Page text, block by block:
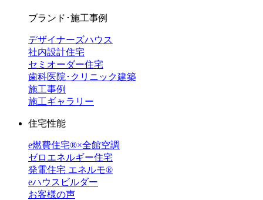
ブランド･施工事例
デザイナーズハウス
社内設計住宅
セミオーダー住宅
歯科医院･クリニック建築
施工事例
施工ギャラリー
住宅性能
e燃費住宅®︎×全館空調
ゼロエネルギー住宅
発電住宅 エネルモ®
eハウスビルダー
お客様の声